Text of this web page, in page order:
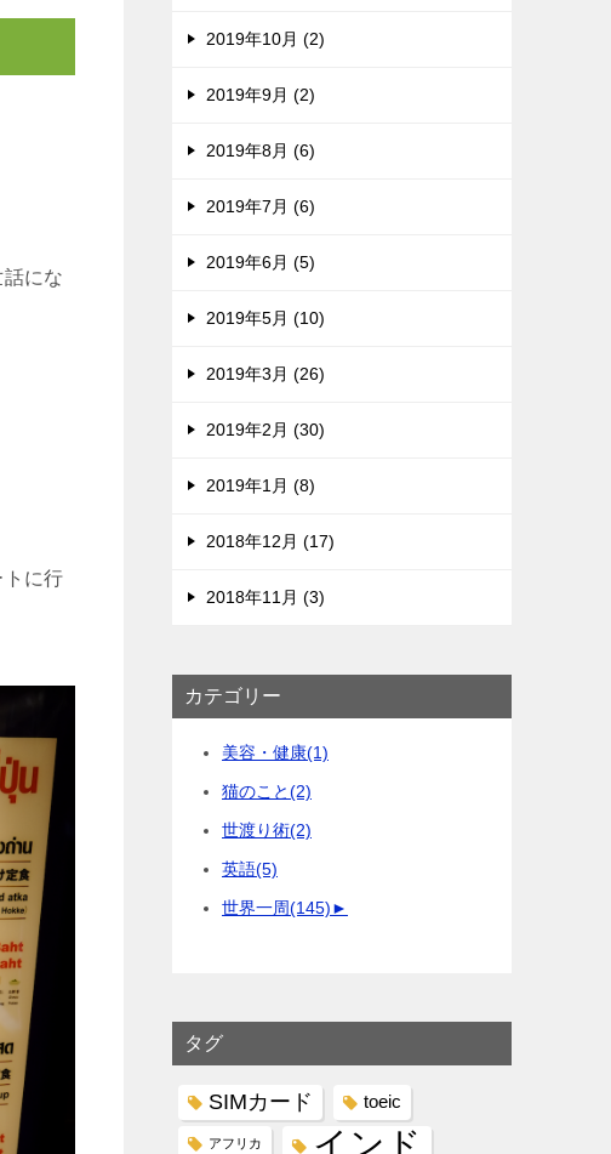
にな
に行
2019年10月 (2)
2019年9月 (2)
2019年8月 (6)
2019年7月 (6)
2019年6月 (5)
2019年5月 (10)
2019年3月 (26)
2019年2月 (30)
2019年1月 (8)
2018年12月 (17)
2018年11月 (3)
カテゴリー
美容・健康(1)
猫のこと(2)
世渡り術(2)
英語(5)
世界一周(145)►
タグ
SIMカード toeic
アフリカ インド